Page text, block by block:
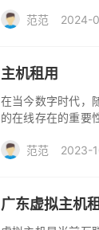
同。以下几个因素
范范 2024-
主机租用
在当今数字时代，
的在线存在的重要
范范
2023-
广东虚拟主机